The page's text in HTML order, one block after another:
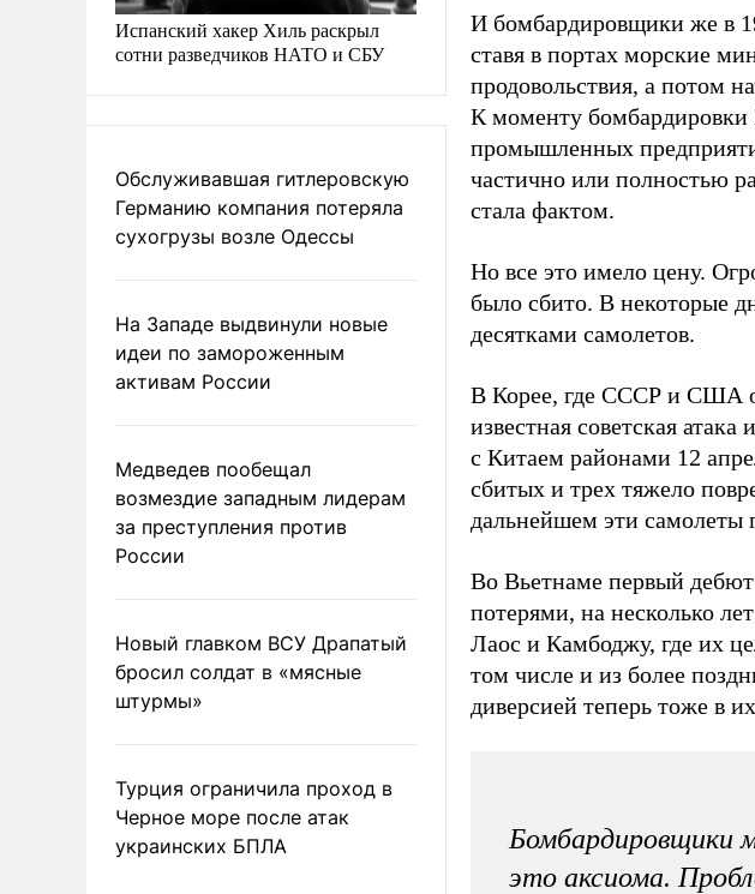
Испанский хакер Хиль раскрыл
сотни разведчиков НАТО и СБУ
Обслуживавшая гитлеровскую
Германию компания потеряла
сухогрузы возле Одессы
На Западе выдвинули новые
идеи по замороженным
активам России
Медведев пообещал
возмездие западным лидерам
за преступления против
России
Новый главком ВСУ Драпатый
бросил солдат в «мясные
штурмы»
Турция ограничила проход в
Черное море после атак
украинских БПЛА
И бомбардировщики же в
ставя в портах морские
продовольствия, а потом
К моменту
промышленных
частично или полностью
стала фактом.
Но все это имело цену.
было сбито. В некоторые
десятками самолетов.
В Корее, где СССР и США
известная советская
с Китаем районами 12
сбитых и трех тяжело
дальнейшем эти самолеты
Во Вьетнаме первый
потерями, на несколько
Лаос и Камбоджу, где их
том числе и из более
диверсией теперь тоже в
Бомбардировщики
это аксиома.